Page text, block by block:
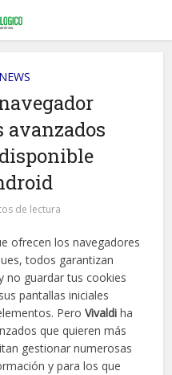
avanzados
de lectura
ofrecen los navegadores
todos garantizan
no guardar tus cookies
pantallas iniciales
PeroVivaldi ha
que quieren más
gestionar numerosas
y para los que